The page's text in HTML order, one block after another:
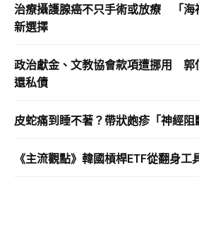
治療攝護腺癌不只手術或放療 「海
新選擇
政治獻金、文教協會款項遭挪用 郭
還私債
皮蛇痛到睡不著？帶狀皰疹「神經阻
《主流觀點》韓國槓桿ETF從翻身工